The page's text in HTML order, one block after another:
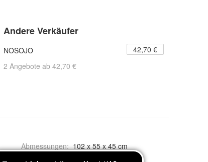
Andere Verkäufer
NOSOJO
42,70 €
2 Angebote ab 42,70 €
Abmessungen: 102 x 55 x 45 cm